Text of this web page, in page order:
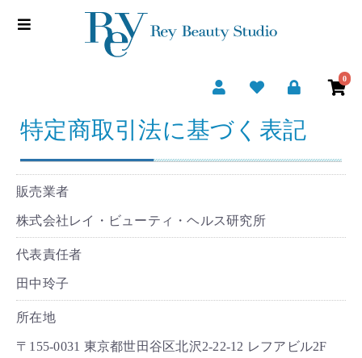
0
特定商取引法に基づく表記
販売業者
株式会社レイ・ビューティ・ヘルス研究所
代表責任者
田中玲子
所在地
〒155-0031 東京都世田谷区北沢2-22-12 レフアビル2F